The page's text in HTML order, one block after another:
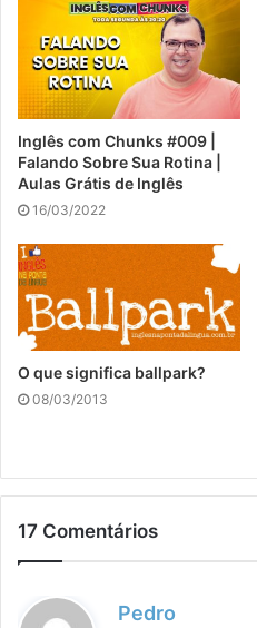
Inglês com Chunks #009 |
Falando Sobre Sua Rotina |
Aulas Grátis de Inglês
16/03/2022
O que significa ballpark?
08/03/2013
17 Comentários
Pedro